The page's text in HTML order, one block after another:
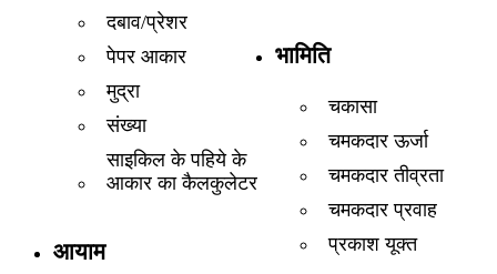
दबाव/प्रेशर
पेपर आकार
मुद्रा
संख्या
साइकिल के पहिये के
आकार का कैलकुलेटर
आयाम
भामिति
चकासा
चमकदार ऊर्जा
चमकदार तीव्रता
चमकदार प्रवाह
प्रकाश यूक्त